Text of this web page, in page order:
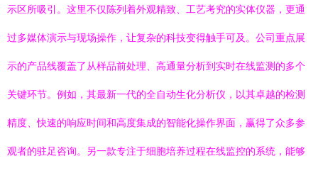
示区所吸引。这里不仅陈列着外观精致、工艺考究的实体仪器，更通
过多媒体演示与现场操作，让复杂的科技变得触手可及。公司重点展
示的产品线覆盖了从样品前处理、高通量分析到实时在线监测的多个
关键环节。例如，其最新一代的全自动生化分析仪，以其卓越的检测
精度、快速的响应时间和高度集成的智能化操作界面，赢得了众多参
观者的驻足咨询。另一款专注于细胞培养过程在线监控的系统，能够